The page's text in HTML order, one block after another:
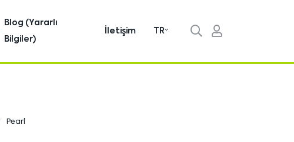
Blog (Yararlı
Bilgiler)
İletişim TR
Pearl